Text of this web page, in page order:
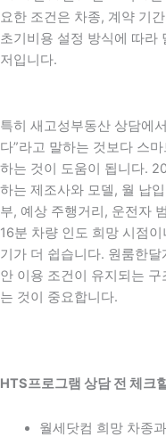
요한 조건은 차종, 계약 기
초기비용 설정 방식에 따라
저입니다.
특히 새고성부동산 상담에
다”라고 말하는 것보다 스
하는 것이 도움이 됩니다.
하는 제조사와 모델, 월 납
부, 예상 주행거리, 운전자
16분 차량 인도 희망 시점
기가 더 쉽습니다. 원룸한
안 이용 조건이 유지되는
는 것이 중요합니다.
HTS프로그램 상담 전 체
월세닷컴 희망 차종